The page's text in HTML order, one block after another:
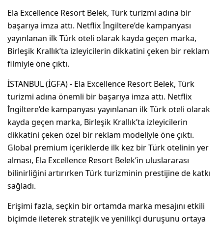
Ela Excellence Resort Belek, Türk turizmi adına bir
başarıya imza attı. Netflix İngiltere’de kampanyası
yayınlanan ilk Türk oteli olarak kayda geçen marka,
Birleşik Krallık’ta izleyicilerin dikkatini çeken bir reklam
filmiyle öne çıktı.
İSTANBUL (İGFA) - Ela Excellence Resort Belek, Türk
turizmi adına önemli bir başarıya imza attı. Netflix
İngiltere’de kampanyası yayınlanan ilk Türk oteli olarak
kayda geçen marka, Birleşik Krallık’ta izleyicilerin
dikkatini çeken özel bir reklam modeliyle öne çıktı.
Global premium içeriklerde ilk kez bir Türk otelinin yer
alması, Ela Excellence Resort Belek’in uluslararası
bilinirliğini artırırken Türk turizminin prestijine de katkı
sağladı.
Erişimi fazla, seçkin bir ortamda marka mesajını etkili
biçimde ileterek stratejik ve yenilikçi duruşunu ortaya